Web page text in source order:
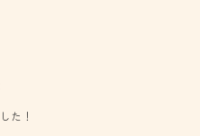
た！